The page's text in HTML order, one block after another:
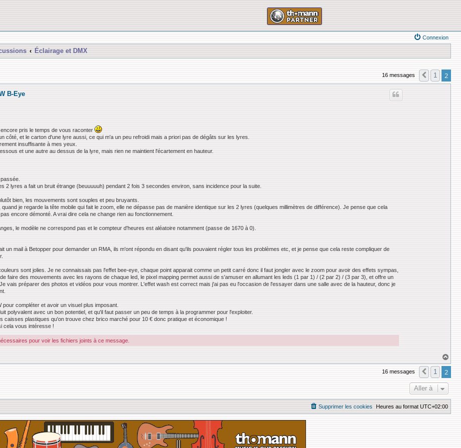
Connexion
Éclairage et DMX
16 messages 1 2
B-Eye
pris le temps de vous raconter
côté, et le carton d'une lyre aussi, ce qui m'a un peu refroidi mais a priori pas de dégâts sur les lyres.
insuffisante à mes yeux.
et une autre au dessus de la lyre, mais rien ne maintient l'écartement en hauteur.
2 lyres a fait un bruit étrange (beuuuuuh) pendant 2 fois 3 secondes environ, sans incidence pour la suite.
bien, les mouvements sont souples et peu bruyants.
je regarde la tête mobile qui fait le zoom, elle ne dépasse pas de manière identique sur les 2 lyres (quelques millimètres de différence). Je pense que cela
encore démonté. A vrai dire cela ne change rien au fonctionnement.
le modèle ne correspond pas et le compteur d'heures est aléatoire notamment (passe de 1670 à 0).
un mail à Betopper pour demander un RMA, ils m'ont répondu en disant qu'ils pouvaient régler tous les problèmes etc, et je pense que cela reste compliquer de
sont jolies. Je ne connaissais pas l'effet bee-eye, chaque point apparait comme un petit carré donc il faut jongler avec le zoom pour avoir des effets sympas,
faire des mouvements avec les rayons de chaque led, le pixel mapping permet aussi de s'amuser en allumant les leds (1 par 1) / (2 par 2) / (3 par 3), et offre un
vais préparer des photos et vidéos pour vous montrer. L'effet wash est correct mais j'ai pas eu l'occasion de l'essayer dans une salle avec de la hauteur, donc je
compléter et avoir un visuel plus imposant.
polyvalent avec un bon potentiel, et qu'il faut passer un peu de temps à la programmer pour l'exploiter.
caisses plastiques qu'on trouve chez brico marché pour 10 € donc pratique et économique !
cela vous intéresse !
pour voir les fichiers joints à ce message.
a
t
16 messages 1 2
Aller à
Heures au format UTC+02:00
Supprimer les cookies